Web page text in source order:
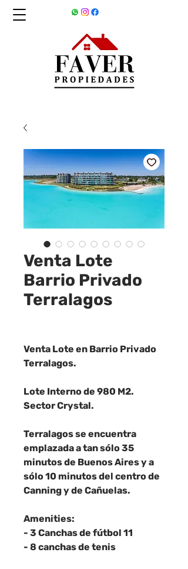
Venta Lote
Barrio Privado
Terralagos
Venta Lote en Barrio Privado
Terralagos.
Lote Interno de 980 M2.
Sector Crystal.
Terralagos se encuentra
emplazada a tan sólo 35
minutos de Buenos Aires y a
sólo 10 minutos del centro de
Canning y de Cañuelas.
Amenities:
- 3 Canchas de fútbol 11
- 8 canchas de tenis